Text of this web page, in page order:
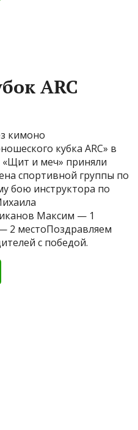
ARC
кимоно
кубка ARC» в
и меч» приняли
спортивной группы по
бою инструктора по
Максим — 1
2 местоПоздравляем
с победой.